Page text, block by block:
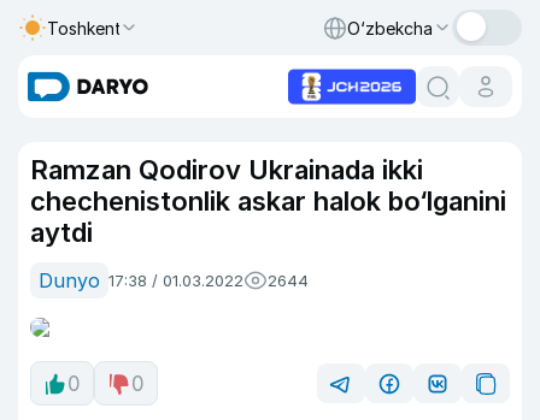
Toshkent O‘zbekcha
Ramzan Qodirov Ukrainada ikki
chechenistonlik askar halok bo‘lganini
aytdi
Dunyo 17:38 / 01.03.2022 2644
0 0